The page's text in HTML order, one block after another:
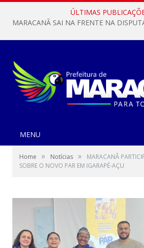
ÚLTIMAS
MENU
Home » Notícias »
MARACANÃ
SOBRE O NOVO PAR EM IGARAPÉ-AÇU